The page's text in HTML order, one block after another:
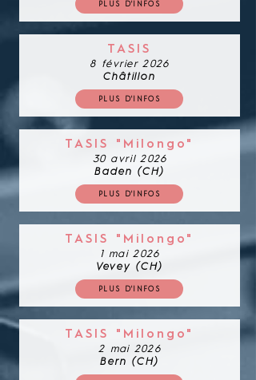
PLUS D'INFOS
TASIS
8 février 2026
Châtillon
PLUS D'INFOS
TASIS "Milongo"
30 avril 2026
Baden (CH)
PLUS D'INFOS
TASIS "Milongo"
1 mai 2026
Vevey (CH)
PLUS D'INFOS
TASIS "Milongo"
2 mai 2026
Bern (CH)